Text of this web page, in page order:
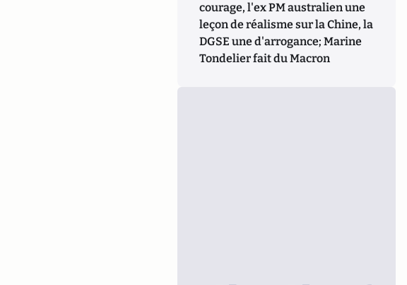
courage, l'ex PM australien une
leçon de réalisme sur la Chine, la
DGSE une d'arrogance; Marine
Tondelier fait du Macron